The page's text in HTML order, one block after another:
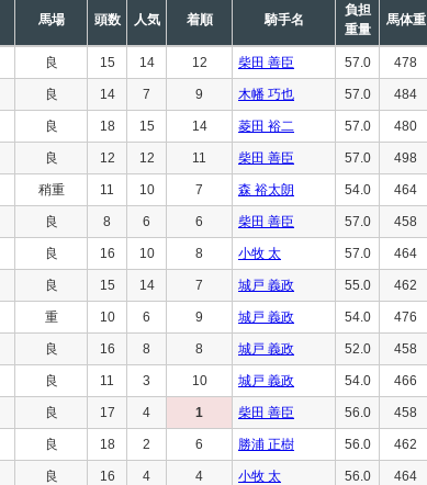
馬場 頭数 人気 着順 騎手名
負担
重量
馬体重
良 15 14 12 柴田 善臣 57.0 478
良 14 7 9 木幡 巧也 57.0 484
良 18 15 14 菱田 裕二 57.0 480
良 12 12 11 柴田 善臣 57.0 498
稍重 11 10 7 森 裕太朗 54.0 464
良 8 6 6 柴田 善臣 57.0 458
良 16 10 8 小牧 太 57.0 464
良 15 14 7 城戸 義政 55.0 462
重 10 6 9 城戸 義政 54.0 476
良 16 8 8 城戸 義政 52.0 458
良 11 3 10 城戸 義政 54.0 466
良 17 4 1 柴田 善臣 56.0 458
良 18 2 6 勝浦 正樹 56.0 462
良 16 4 4 小牧 太 56.0 464